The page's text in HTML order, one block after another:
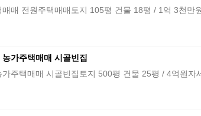
매 전원주택매매토지 105평 건물 18평 / 1억 3천
가주택매매 시골빈집
주택매매 시골빈집토지 500평 건물 25평 / 4억원